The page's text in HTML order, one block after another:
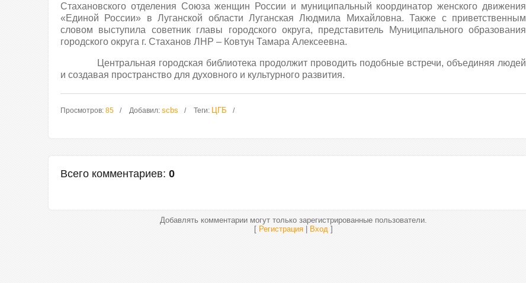
Стахановского отделения Союза женщин России и муниципальный координатор женского движения
«Единой России» в Луганской области Луганская Людмила Михайловна. Также с приветственным
словом выступила советник главы городского округа, представитель Муниципального образования
городского округа г. Стаханов ЛНР – Ковтун Тамара Алексеевна.
Центральная городская библиотека продолжит проводить подобные встречи, объединяя людей
и создавая пространство для духовного и культурного развития.
Просмотров: 85 Добавил: scbs Теги: ЦГБ
Всего комментариев: 0
Добавлять комментарии могут только зарегистрированные пользователи.
[ Регистрация| Вход]